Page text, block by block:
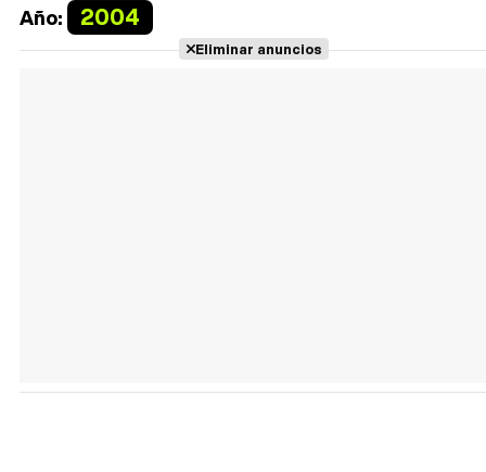
Año: 2004
Eliminar anuncios